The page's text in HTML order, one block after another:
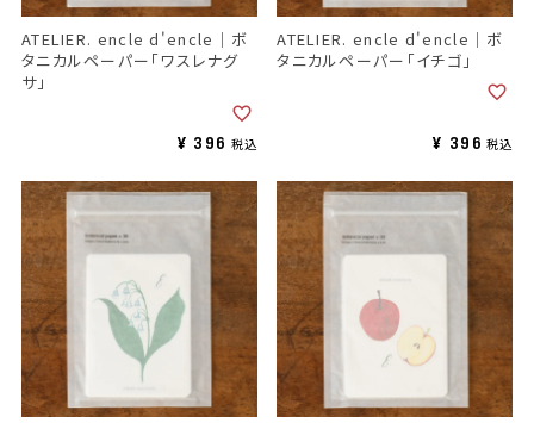
ATELIER. encle d'encle｜ボ
タニカルペーパー「ワスレナグ
サ」
¥ 396 税込
ATELIER. encle d'encle｜ボ
タニカルペーパー「イチゴ」
¥ 396 税込